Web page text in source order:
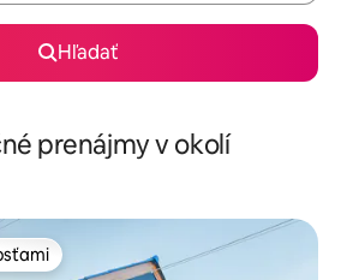
Hľadať
prenájmy v okolí